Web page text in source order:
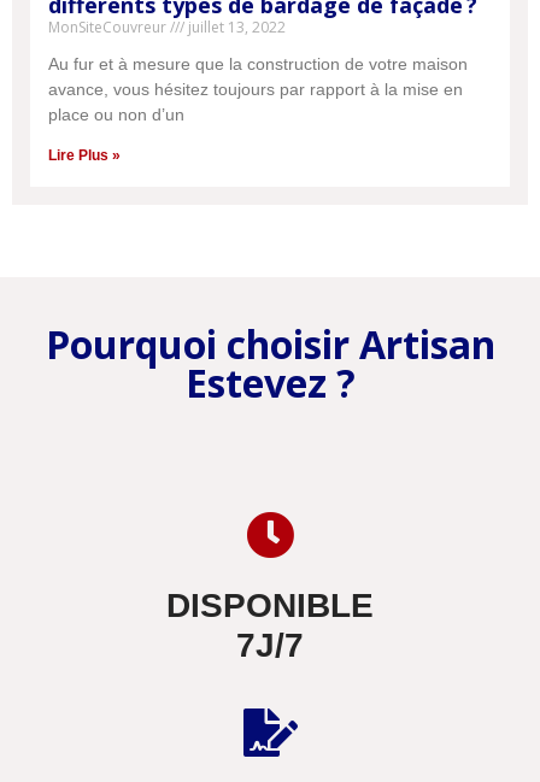
MonSiteCouvreur juillet 13, 2022
Au fur et à mesure que la construction de votre maison
avance, vous hésitez toujours par rapport à la mise en
place ou non d’un
Lire Plus »
Pourquoi choisir Artisan
Estevez ?
DISPONIBLE
7J/7
Une question ? Un besoin ?
ON VOUS RAPPELLE
Inscrivez votre numéro de téléphone ci-
Disponible Lundi - Dimanche: 8H - 20H
01 86 65 22 36
Une question ? Un besoin ?
ON VOUS RAPPELLE
Inscrivez votre numéro de téléphone ci-dessous et on vous rappellera
Disponible Lundi - Dimanche: 8H - 20H